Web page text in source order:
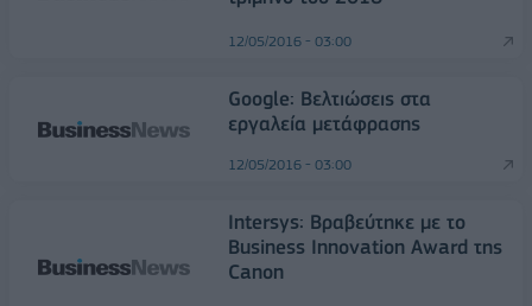
12/05/2016 - 03:00
Google: Βελτιώσεις στα
εργαλεία μετάφρασης
12/05/2016 - 03:00
Intersys: Βραβεύτηκε με το
Business Innovation Award της
Canon